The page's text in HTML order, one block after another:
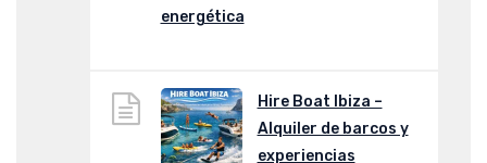
energética
Hire Boat Ibiza –
Alquiler de barcos y
experiencias